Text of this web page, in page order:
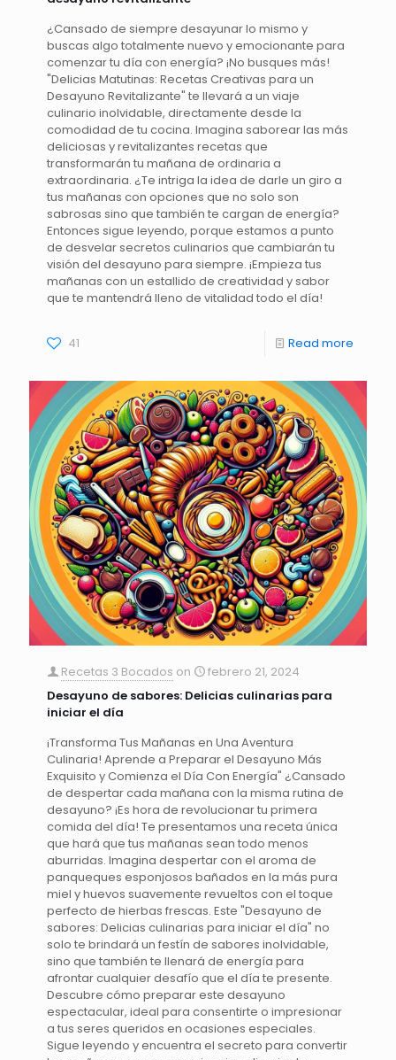
¿Cansado de siempre desayunar lo mismo y
buscas algo totalmente nuevo y emocionante para
comenzar tu día con energía? ¡No busques más!
"Delicias Matutinas: Recetas Creativas para un
Desayuno Revitalizante" te llevará a un viaje
culinario inolvidable, directamente desde la
comodidad de tu cocina. Imagina saborear las más
deliciosas y revitalizantes recetas que
transformarán tu mañana de ordinaria a
extraordinaria. ¿Te intriga la idea de darle un giro a
tus mañanas con opciones que no solo son
sabrosas sino que también te cargan de energía?
Entonces sigue leyendo, porque estamos a punto
de desvelar secretos culinarios que cambiarán tu
visión del desayuno para siempre. ¡Empieza tus
mañanas con un estallido de creatividad y sabor
que te mantendrá lleno de vitalidad todo el día!
41 Read more
Recetas 3 Bocados on
febrero 21, 2024
Desayuno de sabores: Delicias culinarias para
iniciar el día
¡Transforma Tus Mañanas en Una Aventura
Culinaria! Aprende a Preparar el Desayuno Más
Exquisito y Comienza el Día Con Energía" ¿Cansado
de despertar cada mañana con la misma rutina de
desayuno? ¡Es hora de revolucionar tu primera
comida del día! Te presentamos una receta única
que hará que tus mañanas sean todo menos
aburridas. Imagina despertar con el aroma de
panqueques esponjosos bañados en la más pura
miel y huevos suavemente revueltos con el toque
perfecto de hierbas frescas. Este "Desayuno de
sabores: Delicias culinarias para iniciar el día" no
solo te brindará un festín de sabores inolvidable,
sino que también te llenará de energía para
afrontar cualquier desafío que el día te presente.
Descubre cómo preparar este desayuno
espectacular, ideal para consentirte o impresionar
a tus seres queridos en ocasiones especiales.
Sigue leyendo y encuentra el secreto para convertir